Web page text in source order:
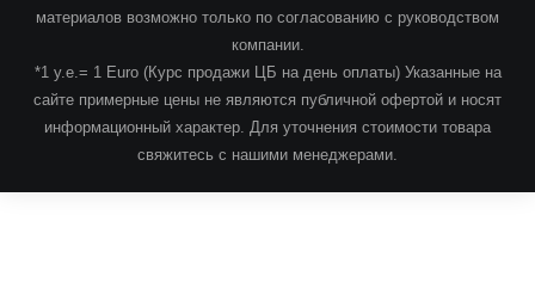
материалов возможно только по согласованию с руководством
компании.
*1 у.е.= 1 Euro (Курс продажи ЦБ на день оплаты) Указанные на
сайте примерные цены не являются публичной офертой и носят
информационный характер. Для уточнения стоимости товара
свяжитесь с нашими менеджерами.